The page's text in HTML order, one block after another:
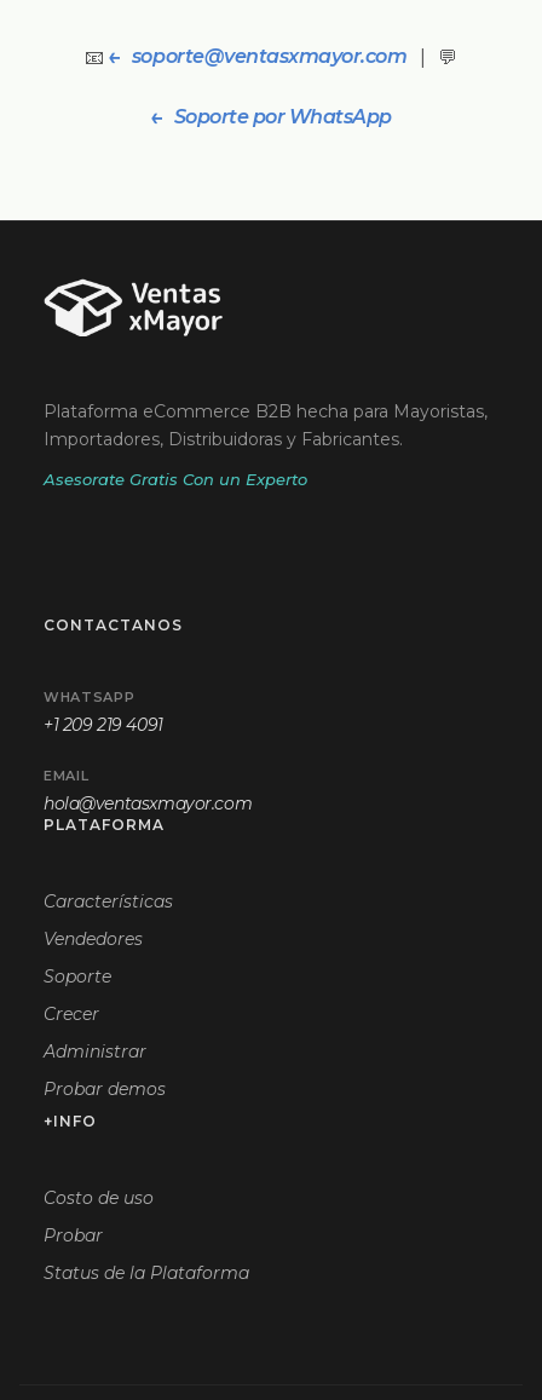
📧 soporte@ventasxmayor.com | 💬
Soporte por WhatsApp
Plataforma eCommerce B2B hecha para Mayoristas,
Importadores, Distribuidoras y Fabricantes.
Asesorate Gratis Con un Experto
CONTACTANOS
WHATSAPP
+1 209 219 4091
EMAIL
hola@ventasxmayor.com
PLATAFORMA
Características
Vendedores
Soporte
Crecer
Administrar
Probar demos
+INFO
Costo de uso
Probar
Status de la Plataforma